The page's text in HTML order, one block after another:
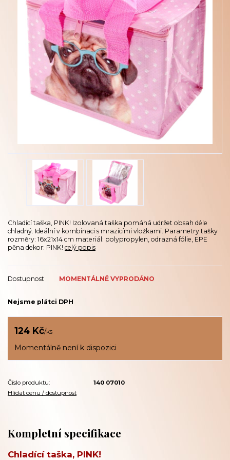
Chladící taška, PINK! Izolovaná taška pomáhá udržet obsah déle
chladný. Ideální v kombinaci s mrazícími vložkami. Parametry tašky
rozměry: 16x21x14 cm materiál: polypropylen, odrazná fólie, EPE
pěna dekor: PINK! celý popis
Dostupnost MOMENTÁLNĚ VYPRODÁNO
Nejsme plátci DPH
124 Kč/ks
Momentálně není k dispozici
Číslo produktu:
140 07010
Hlídat cenu / dostupnost
Kompletní specifikace
Chladící taška, PINK!